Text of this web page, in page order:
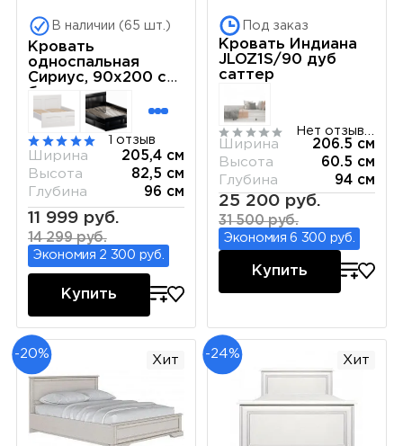
В наличии (65 шт.)
Кровать
односпальная
Сириус, 90х200 см,
белая
1 отзыв
Ширина
205,4 см
Высота
82,5 см
Глубина
96 см
11 999 руб.
14 299 руб.
Экономия 2 300 руб.
Купить
Под заказ
Кровать Индиана
JLOZ1S/90 дуб
саттер
Ширина
206.5 см
Высота
60.5 см
Глубина
94 см
25 200 руб.
31 500 руб.
Экономия 6 300 руб.
Купить
-20% Хит -24% Хит